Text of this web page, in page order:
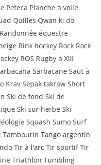
Peteca Planche à voile
Quilles Qwan ki do
équestre
Rink hockey Rock Rock
ROS Rugby à XIII
Sarbacane Saut à
Krav Sepak takraw Short
Ski de fond Ski de
Ski sur herbe Ski
Squash Sumo Surf
Tambourin Tango argentin
Tir à l'arc Tir sportif Tir
Triathlon Tumbling